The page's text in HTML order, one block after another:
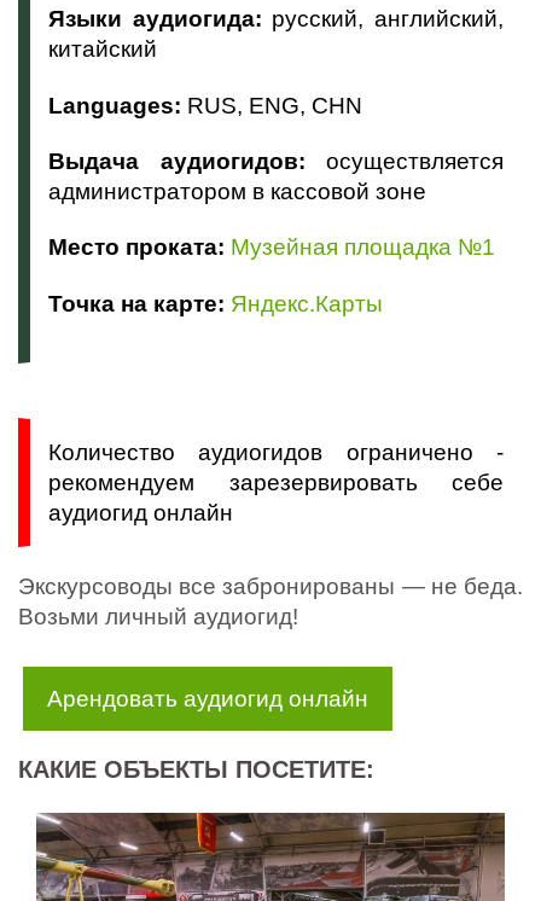
Языки аудиогида: русский, английский,
китайский
Languages: RUS, ENG, CHN
Выдача аудиогидов: осуществляется
администратором в кассовой зоне
Место проката: Музейная площадка №1
Точка на карте: Яндекс.Карты
Количество аудиогидов ограничено -
рекомендуем зарезервировать себе
аудиогид онлайн
Экскурсоводы все забронированы — не беда.
Возьми личный аудиогид!
Арендовать аудиогид онлайн
КАКИЕ ОБЪЕКТЫ ПОСЕТИТЕ: